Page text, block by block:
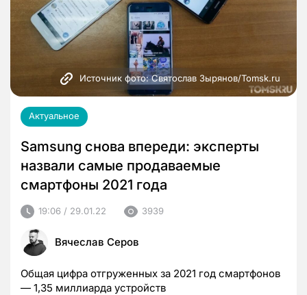
Источник фото: Святослав Зырянов/Tomsk.ru
Актуальное
Samsung снова впереди: эксперты
назвали самые продаваемые
смартфоны 2021 года
19:06 / 29.01.22 3939
Вячеслав Серов
Общая цифра отгруженных за 2021 год смартфонов
— 1,35 миллиарда устройств